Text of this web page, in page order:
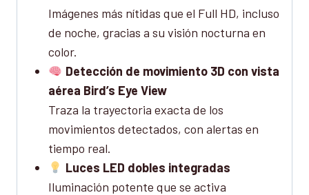
Imágenes más nítidas que el Full HD, incluso
de noche, gracias a su visión nocturna en
color.
Detección de movimiento 3D con vista
aérea Bird’s Eye View
Traza la trayectoria exacta de los
movimientos detectados, con alertas en
tiempo real.
Luces LED dobles integradas
Iluminación potente que se activa